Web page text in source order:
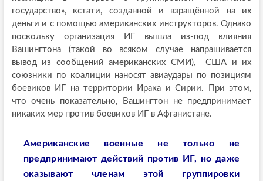
государство», кстати, созданной и взращённой на их
деньги и с помощью американских инструкторов. Однако
поскольку организация ИГ вышла из-под влияния
Вашингтона (такой во всяком случае напрашивается
вывод из сообщений американских СМИ), США и их
союзники по коалиции наносят авиаудары по позициям
боевиков ИГ на территории Ирака и Сирии. При этом,
что очень показательно, Вашингтон не предпринимает
никаких мер против боевиков ИГ в Афганистане.
Американские военные не только не
предпринимают действий против ИГ, но даже
оказывают членам этой группировки